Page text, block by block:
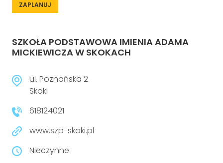
ZAPLANUJ
SZKOŁA PODSTAWOWA IMIENIA ADAMA
MICKIEWICZA W SKOKACH
ul. Poznańska 2
Skoki
618124021
www.szp-skoki.pl
Nieczynne